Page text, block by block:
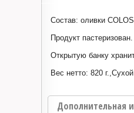
Состав: оливки
Продукт
Открытую банку
Вес нетто: 820
Дополнительная